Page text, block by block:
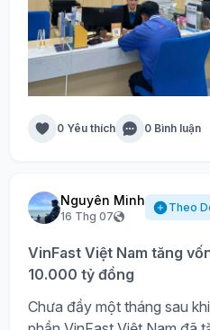
0 Yêu thích 0 Bình luận
Nguyên Minh
16 Thg 07
Theo
VinFast Việt Nam tăng
10.000 tỷ đồng
Chưa đầy một tháng sau